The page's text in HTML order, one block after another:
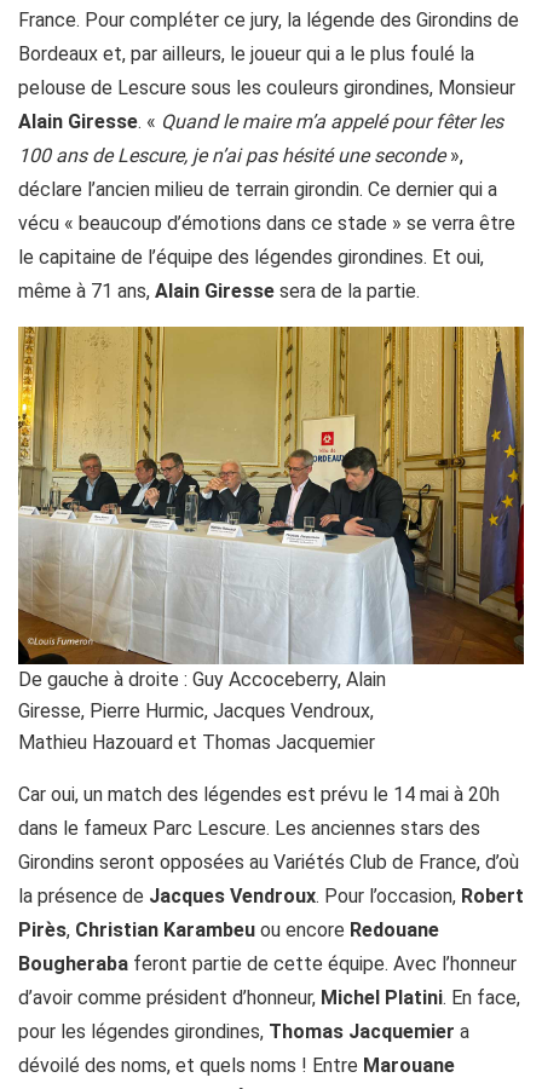
France. Pour compléter ce jury, la légende des Girondins de
Bordeaux et, par ailleurs, le joueur qui a le plus foulé la
pelouse de Lescure sous les couleurs girondines, Monsieur
Alain Giresse. « Quand le maire m’a appelé pour fêter les
100 ans de Lescure, je n’ai pas hésité une seconde»,
déclare l’ancien milieu de terrain girondin. Ce dernier qui a
vécu « beaucoup d’émotions dans ce stade » se verra être
le capitaine de l’équipe des légendes girondines. Et oui,
même à 71 ans, Alain Giresse sera de la partie.
De gauche à droite : Guy Accoceberry, Alain
Giresse, Pierre Hurmic, Jacques Vendroux,
Mathieu Hazouard et Thomas Jacquemier
Car oui, un match des légendes est prévu le 14 mai à 20h
dans le fameux Parc Lescure. Les anciennes stars des
Girondins seront opposées au Variétés Club de France, d’où
la présence de Jacques Vendroux. Pour l’occasion, Robert
Pirès, Christian Karambeu ou encore Redouane
Bougheraba feront partie de cette équipe. Avec l’honneur
d’avoir comme président d’honneur, Michel Platini. En face,
pour les légendes girondines, Thomas Jacquemier a
dévoilé des noms, et quels noms ! Entre Marouane